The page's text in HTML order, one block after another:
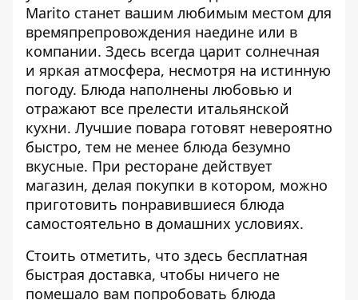
Marito станет вашим любимым местом для
времяпрепровождения наедине или в
компании. Здесь всегда царит солнечная
и яркая атмосфера, несмотря на истинную
погоду. Блюда наполнены любовью и
отражают все прелести итальянской
кухни. Лучшие повара готовят невероятно
быстро, тем не менее блюда безумно
вкусные. При ресторане действует
магазин, делая покупки в котором, можно
приготовить понравившиеся блюда
самостоятельно в домашних условиях.
Стоить отметить, что здесь бесплатная
быстрая доставка, чтобы ничего не
помешало вам попробовать блюда